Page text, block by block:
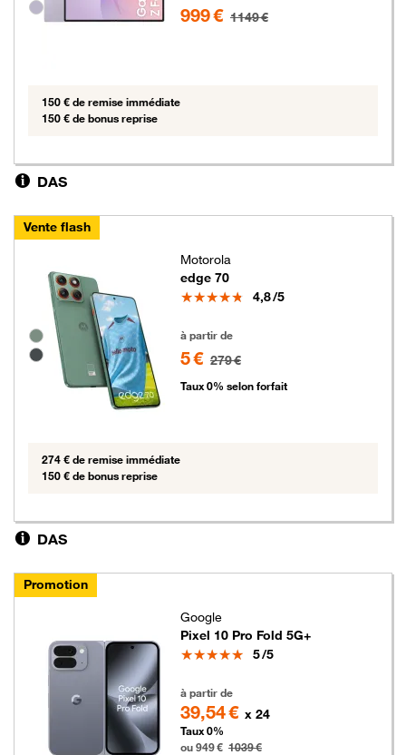
999 € 1149 €
150 € de remise immédiate
150 € de bonus reprise
DAS
Vente flash
Groupe de couleurs disponibles non sélectionnables
Motorola
edge 70
Note
4,8/5
à partir de
5 € 279 €
Taux 0% selon forfait
274 € de remise immédiate
150 € de bonus reprise
DAS
Promotion
Google
Pixel 10 Pro Fold 5G+
Note
5/5
à partir de
39,54 € x 24
Taux 0%
ou 949 € 1039 €